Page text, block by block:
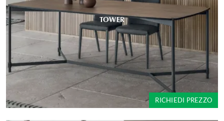
TOWER
RICHIEDI PREZZO